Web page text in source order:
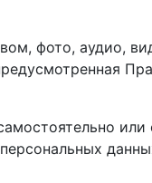
фото, аудио,